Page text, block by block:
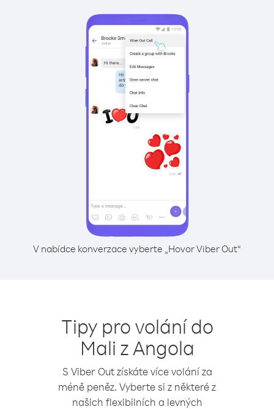
V nabídce konverzace vyberte „Hovor Viber Out“
Tipy pro volání do
Mali z Angola
S Viber Out získáte více volání za
méně peněz. Vyberte si z některé z
našich flexibilních a levných